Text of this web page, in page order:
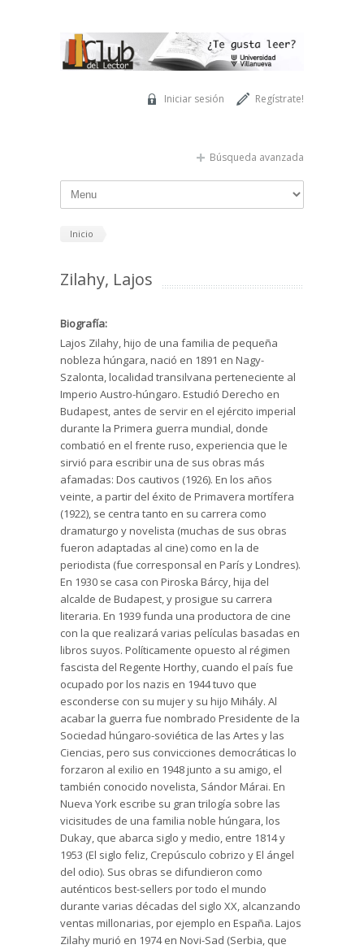
Regístrate!
Iniciar sesión
Búsqueda avanzada
Inicio
Zilahy, Lajos
Biografía:
Lajos Zilahy, hijo de una familia de pequeña
nobleza húngara, nació en 1891 en Nagy-
Szalonta, localidad transilvana perteneciente al
Imperio Austro-húngaro. Estudió Derecho en
Budapest, antes de servir en el ejército imperial
durante la Primera guerra mundial, donde
combatió en el frente ruso, experiencia que le
sirvió para escribir una de sus obras más
afamadas: Dos cautivos (1926). En los años
veinte, a partir del éxito de Primavera mortífera
(1922), se centra tanto en su carrera como
dramaturgo y novelista (muchas de sus obras
fueron adaptadas al cine) como en la de
periodista (fue corresponsal en París y Londres).
En 1930 se casa con Piroska Bárcy, hija del
alcalde de Budapest, y prosigue su carrera
literaria. En 1939 funda una productora de cine
con la que realizará varias películas basadas en
libros suyos. Políticamente opuesto al régimen
fascista del Regente Horthy, cuando el país fue
ocupado por los nazis en 1944 tuvo que
esconderse con su mujer y su hijo Mihály. Al
acabar la guerra fue nombrado Presidente de la
Sociedad húngaro-soviética de las Artes y las
Ciencias, pero sus convicciones democráticas lo
forzaron al exilio en 1948 junto a su amigo, el
también conocido novelista, Sándor Márai. En
Nueva York escribe su gran trilogía sobre las
vicisitudes de una familia noble húngara, los
Dukay, que abarca siglo y medio, entre 1814 y
1953 (El siglo feliz, Crepúsculo cobrizo y El ángel
del odio). Sus obras se difundieron como
auténticos best-sellers por todo el mundo
durante varias décadas del siglo XX, alcanzando
ventas millonarias, por ejemplo en España. Lajos
Zilahy murió en 1974 en Novi-Sad (Serbia, que